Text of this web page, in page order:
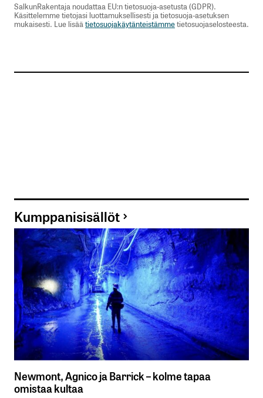
SalkunRakentaja noudattaa EU:n tietosuoja-asetusta (GDPR).
Käsittelemme tietojasi luottamuksellisesti ja tietosuoja-asetuksen
mukaisesti. Lue lisäätietosuojakäytänteistämmetietosuojaselosteesta.
Kumppanisisällöt
Newmont, Agnico ja Barrick – kolme tapaa
omistaa kultaa